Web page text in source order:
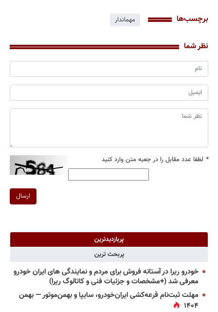
برچسب‌ها مهماندار
نظر شما
* لطفا عدد مقابل را در جعبه متن وارد کنید
ارسال
پربازدیدترین
پربحث ترین
خودرو ریرا در آستانه فروش برای مردم و نمایندگی های ایران خودرو
معرفی شد (+مشخصات و جزئیات فنی و کاتالوگ ریرا)
مهلت ثبت‌نام قرعه‌کشی ایران‌خودرو، سایپا و بهمن‌موتور — بهمن
۱۴۰۴